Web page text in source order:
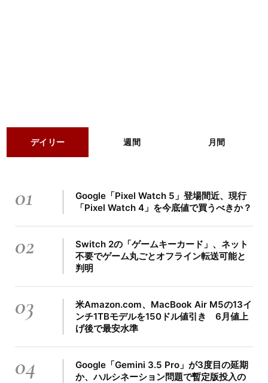
デイリー 週間 月間
01
Google「Pixel Watch 5」登場間近、現行
「Pixel Watch 4」を今底値で買うべきか？
02
Switch 2の「ゲームキーカード」、ネット
不要でゲーム丸ごとオフライン転送可能と
判明
03
米Amazon.com、MacBook Air M5の13イ
ンチ1TBモデルを150ドル値引き 6月値上
げ後で最安水準
04
Google「Gemini 3.5 Pro」が3度目の延期
か、ハルシネーション問題で暫定版投入の